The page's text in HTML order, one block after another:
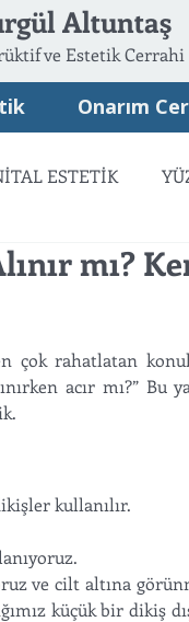
Altuntaş
ve Estetik Cerrahi
Onarım
ESTETİK
mı?
çok rahatlatan
acır mı?” Bu
kullanılır.
ve cilt altına
küçük bir dikiş